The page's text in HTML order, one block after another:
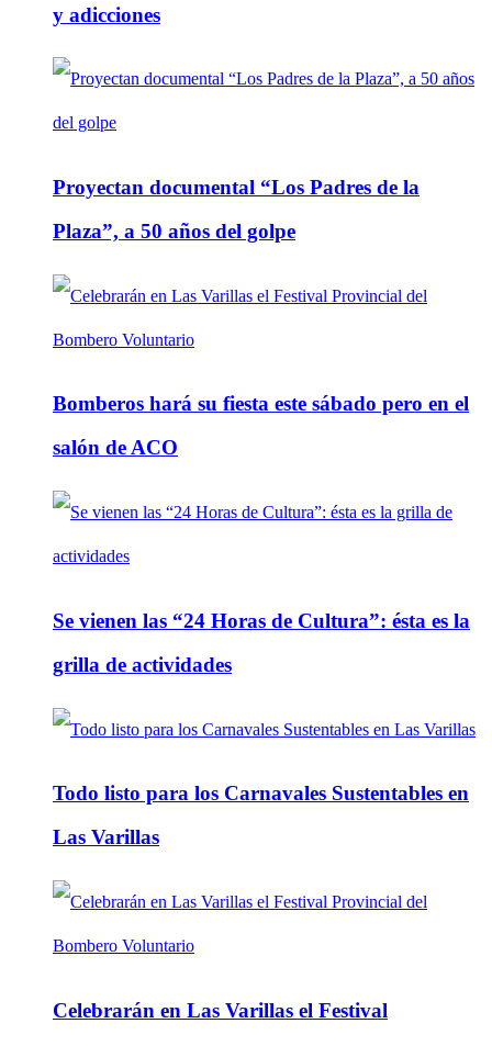
y adicciones
Proyectan documental “Los Padres de la
Plaza”, a 50 años del golpe
Bomberos hará su fiesta este sábado pero en el
salón de ACO
Se vienen las “24 Horas de Cultura”: ésta es la
grilla de actividades
Todo listo para los Carnavales Sustentables en
Las Varillas
Celebrarán en Las Varillas el Festival